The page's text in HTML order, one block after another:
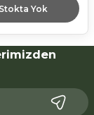
Stokta Yok